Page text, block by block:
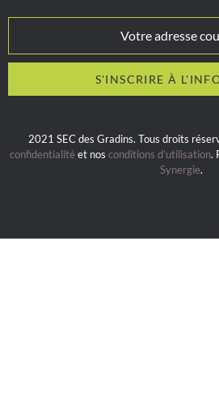
2021 SEC des Gradins. Tous droits
confidentialité et nos conditions d’utilisation.
Synergie.